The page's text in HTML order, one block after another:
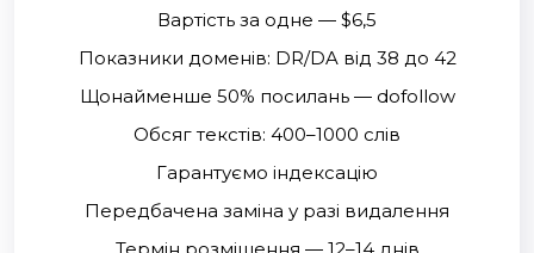
Вартість за одне — $6,5
Показники доменів: DR/DA від 38 до 42
Щонайменше 50% посилань — dofollow
Обсяг текстів: 400–1000 слів
Гарантуємо індексацію
Передбачена заміна у разі видалення